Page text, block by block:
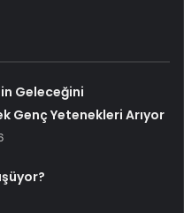
Geleceğini
Genç Yetenekleri Arıyor